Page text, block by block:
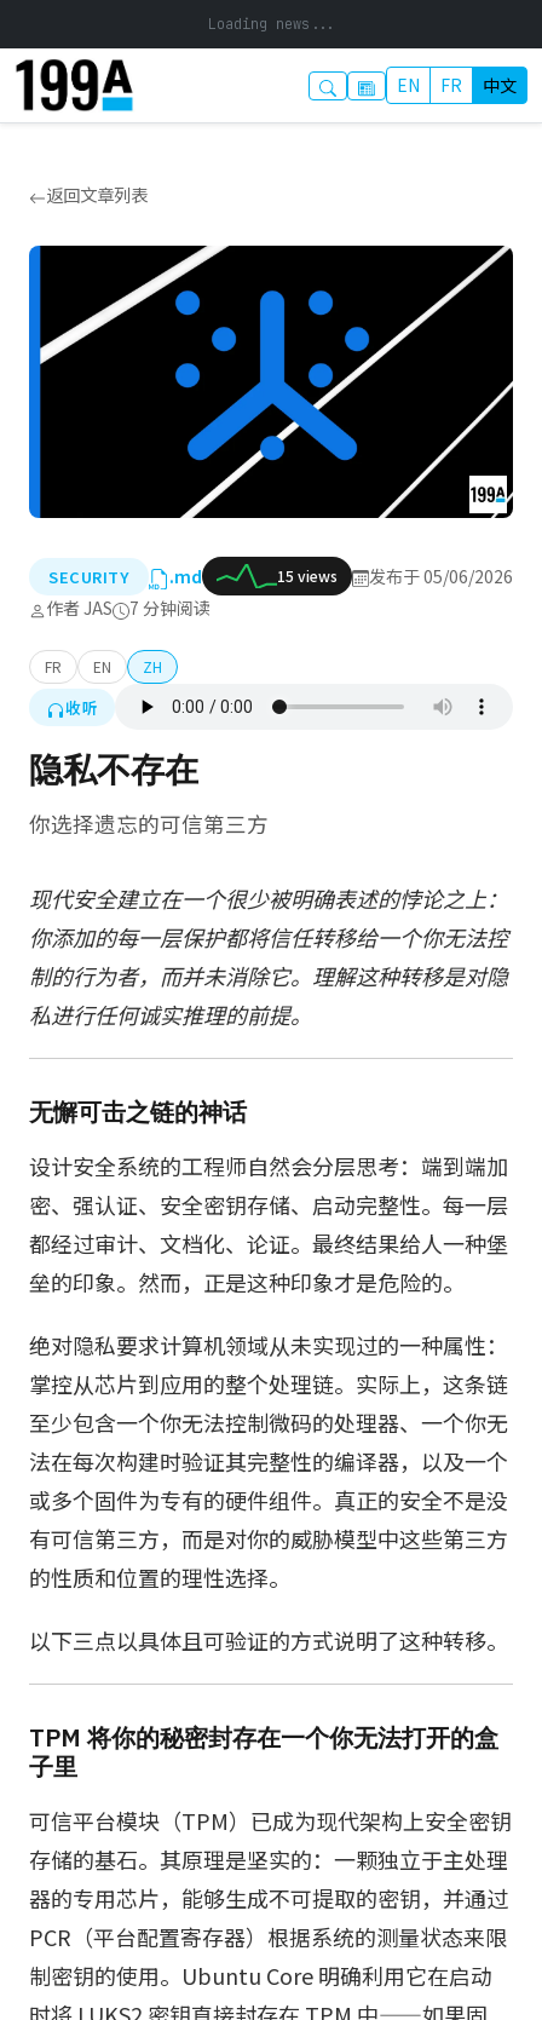
Loading news...
EN FR 中文
返回文章列表
SECURITY .md 15 views
发布于 05/06/2026
作者 JAS
7 分钟阅读
FR EN ZH
收听
隐私不存在
你选择遗忘的可信第三方
现代安全建立在一个很少被明确表述的悖论之上：
你添加的每一层保护都将信任转移给一个你无法控
制的行为者，而并未消除它。理解这种转移是对隐
私进行任何诚实推理的前提。
无懈可击之链的神话
设计安全系统的工程师自然会分层思考：端到端加
密、强认证、安全密钥存储、启动完整性。每一层
都经过审计、文档化、论证。最终结果给人一种堡
垒的印象。然而，正是这种印象才是危险的。
绝对隐私要求计算机领域从未实现过的一种属性：
掌控从芯片到应用的整个处理链。实际上，这条链
至少包含一个你无法控制微码的处理器、一个你无
法在每次构建时验证其完整性的编译器，以及一个
或多个固件为专有的硬件组件。真正的安全不是没
有可信第三方，而是对你的威胁模型中这些第三方
的性质和位置的理性选择。
以下三点以具体且可验证的方式说明了这种转移。
TPM 将你的秘密封存在一个你无法打开的盒
子里
可信平台模块（TPM）已成为现代架构上安全密钥
存储的基石。其原理是坚实的：一颗独立于主处理
器的专用芯片，能够生成不可提取的密钥，并通过
PCR（平台配置寄存器）根据系统的测量状态来限
制密钥的使用。Ubuntu Core 明确利用它在启动